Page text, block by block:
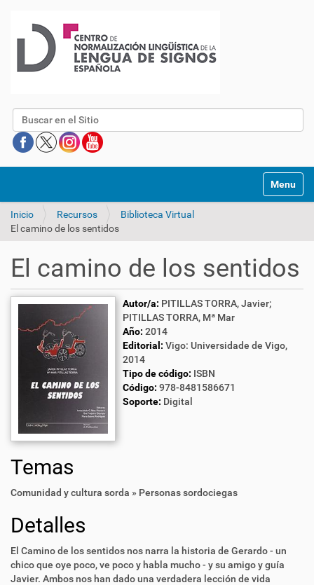
Buscar
Mostrar/
Inicio Recursos
Biblioteca Virtual
El camino de los sentidos
El camino de los sentidos
Autor/a: PITILLAS TORRA, Javier;
PITILLAS TORRA, Mª Mar
Año: 2014
Editorial: Vigo: Universidade de Vigo,
2014
Tipo de código: ISBN
Código: 978-8481586671
Soporte: Digital
Temas
Comunidad y cultura sorda » Personas sordociegas
Detalles
El Camino de los sentidos nos narra la historia de Gerardo - un
chico que oye poco, ve poco y habla mucho - y su amigo y guía
Javier. Ambos nos han dado una verdadera lección de vida